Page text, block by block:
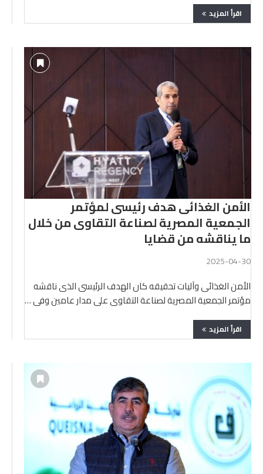
اقرأ المزيد
الأمن الغذائى هدف رئيسى لمؤتمر
الجمعية المصرية لصناعة التقاوى من خلال
ما يناقشه من قضايا
2025-04-30
الأمن الغذائى وآليات تحقيقه كان الهدف الرئيسى الذى ناقشه
مؤتمر الجمعية المصرية لصناعة التقاوى على مدار عامين وفى …
اقرأ المزيد